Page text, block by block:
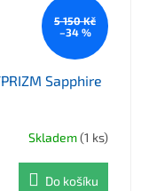
5 150 Kč
–34 %
Sapphire
Skladem(1 ks)
Do košíku